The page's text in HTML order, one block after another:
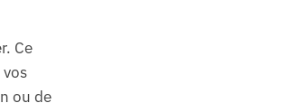
Ce
ou de